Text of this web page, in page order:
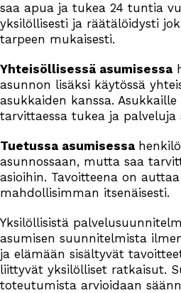
saa apua ja tukea 24 tuntia
yksilöllisesti ja räätälöidysti
tarpeen mukaisesti.
Yhteisöllisessä asumisessa
asunnon lisäksi käytössä
asukkaiden kanssa.
tarvittaessa tukea ja palveluja
Tuetussa asumisessa
asunnossaan, mutta saa
asioihin. Tavoitteena on
mahdollisimman itsenäisesti.
Yksilöllisistä
asumisen suunnitelmista
ja elämään sisältyvät
liittyvät yksilölliset ratkaisut.
toteutumista arvioidaan